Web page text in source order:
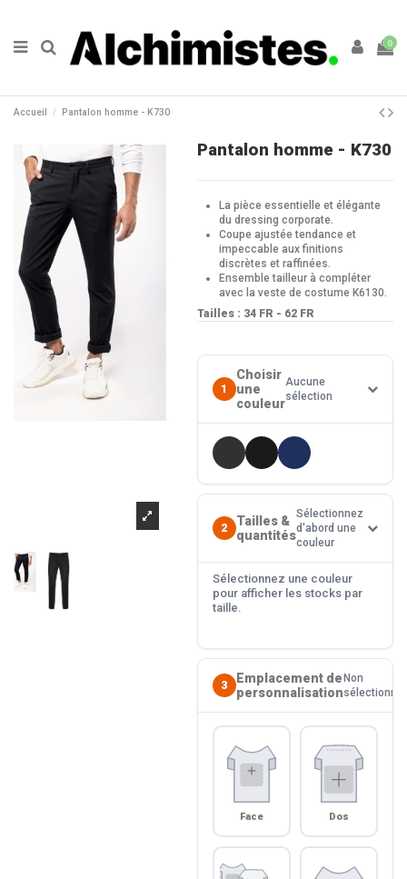
0
Accueil Pantalon homme - K730
Pantalon homme - K730
La pièce essentielle et élégante
du dressing corporate.
Coupe ajustée tendance et
impeccable aux finitions
discrètes et raffinées.
Ensemble tailleur à compléter
avec la veste de costume K6130.
Tailles : 34 FR - 62 FR
1
Choisir
une
couleur
Aucune
sélection
2
Tailles &
quantités
Sélectionnez
d'abord une
couleur
Sélectionnez une couleur
pour afficher les stocks par
taille.
3
Emplacement de
personnalisation
Non
sélectionné
Face Dos